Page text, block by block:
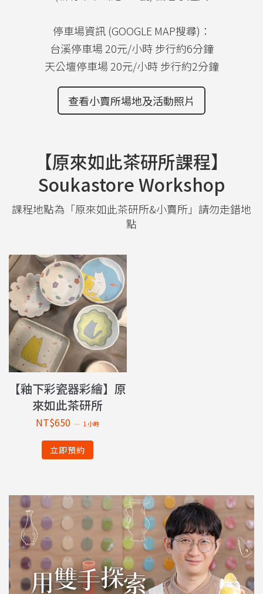
停車場資訊 (GOOGLE MAP搜尋)：
台溪停車場 20元/小時 步行約6分鐘
天公壇停車場 20元/小時 步行約2分鐘
查看小賣所場地及活動照片
【原來如此茶研所課程】
Soukastore Workshop
課程地點為「原來如此茶研所&小賣所」請勿走錯地
點
【釉下彩瓷器彩繪】原
來如此茶研所
NT$650 1 小時
立即預約